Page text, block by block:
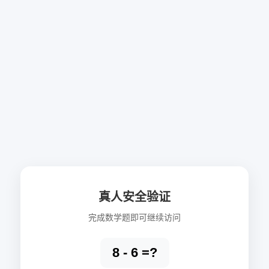
真人安全验证
完成数学题即可继续访问
8 - 6 =?